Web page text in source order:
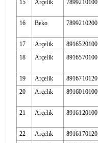
15 Arçelik 7899210100
16 Beko 7899210200
17 Arçelik 8916520100
18
Arçelik 8916570100
19 Arçelik 8916710120
20
Arçelik 8916010100
21 Arçelik 8916120100
22 Arçelik 8916170120